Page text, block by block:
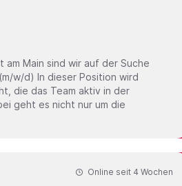
am Main sind wir auf der Suche
die das Team aktiv in der
geht es nicht nur um die
Online seit 4 Wochen